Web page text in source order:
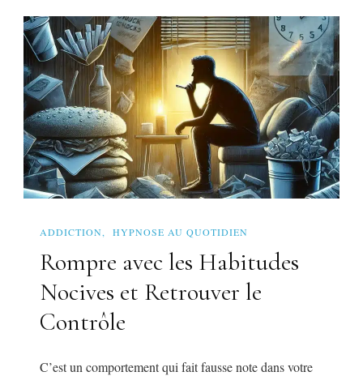
ADDICTION HYPNOSE AU QUOTIDIEN
Rompre avec les Habitudes
Nocives et Retrouver le
Contrôle
C’est un comportement qui fait fausse note dans votre